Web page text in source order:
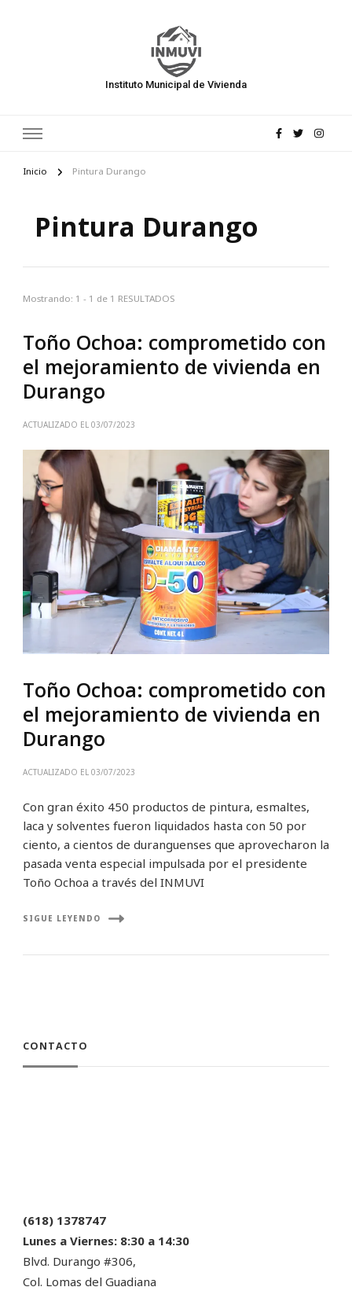
Instituto Municipal de Vivienda
Inicio Pintura Durango
Pintura Durango
Mostrando: 1 - 1 de 1 RESULTADOS
Toño Ochoa: comprometido con
el mejoramiento de vivienda en
Durango
ACTUALIZADO EL 03/07/2023
Toño Ochoa: comprometido con
el mejoramiento de vivienda en
Durango
ACTUALIZADO EL 03/07/2023
Con gran éxito 450 productos de pintura, esmaltes,
laca y solventes fueron liquidados hasta con 50 por
ciento, a cientos de duranguenses que aprovecharon la
pasada venta especial impulsada por el presidente
Toño Ochoa a través del INMUVI
SIGUE LEYENDO
CONTACTO
(618) 1378747
Lunes a Viernes: 8:30 a 14:30
Blvd. Durango #306,
Col. Lomas del Guadiana